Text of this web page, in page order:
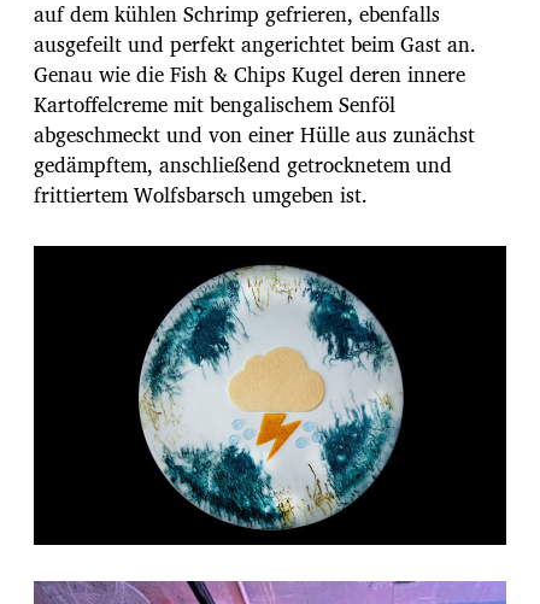
auf dem kühlen Schrimp gefrieren, ebenfalls
ausgefeilt und perfekt angerichtet beim Gast an.
Genau wie die Fish & Chips Kugel deren innere
Kartoffelcreme mit bengalischem Senföl
abgeschmeckt und von einer Hülle aus zunächst
gedämpftem, anschließend getrocknetem und
frittiertem Wolfsbarsch umgeben ist.